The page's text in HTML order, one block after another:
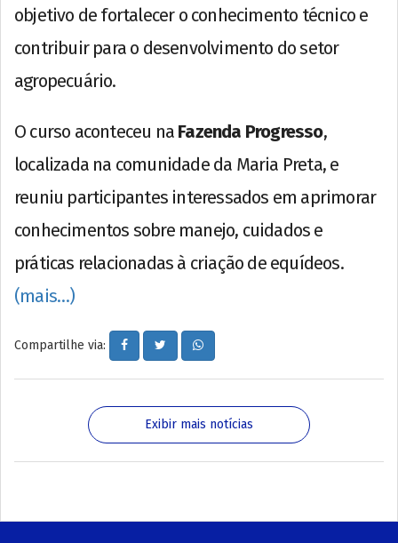
objetivo de fortalecer o conhecimento técnico e
contribuir para o desenvolvimento do setor
agropecuário.
O curso aconteceu na Fazenda Progresso,
localizada na comunidade da Maria Preta, e
reuniu participantes interessados em aprimorar
conhecimentos sobre manejo, cuidados e
práticas relacionadas à criação de equídeos.
(mais…)
Compartilhe via:
Exibir mais notícias